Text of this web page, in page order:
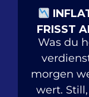
FRISST
Was du
morgen
wert.